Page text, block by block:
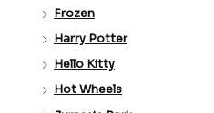
Frozen
Harry Potter
Hello Kitty
Hot Wheels